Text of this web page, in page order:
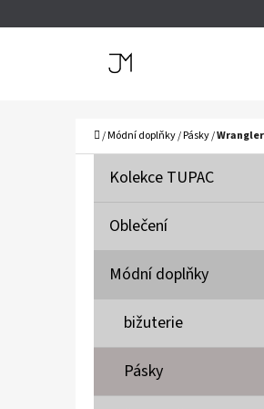
Domů
/Módní doplňky/Pásky/
Přeskočit
K
E
Kolekce TUPAC
Oblečení
Módní doplňky
bižuterie
Pásky